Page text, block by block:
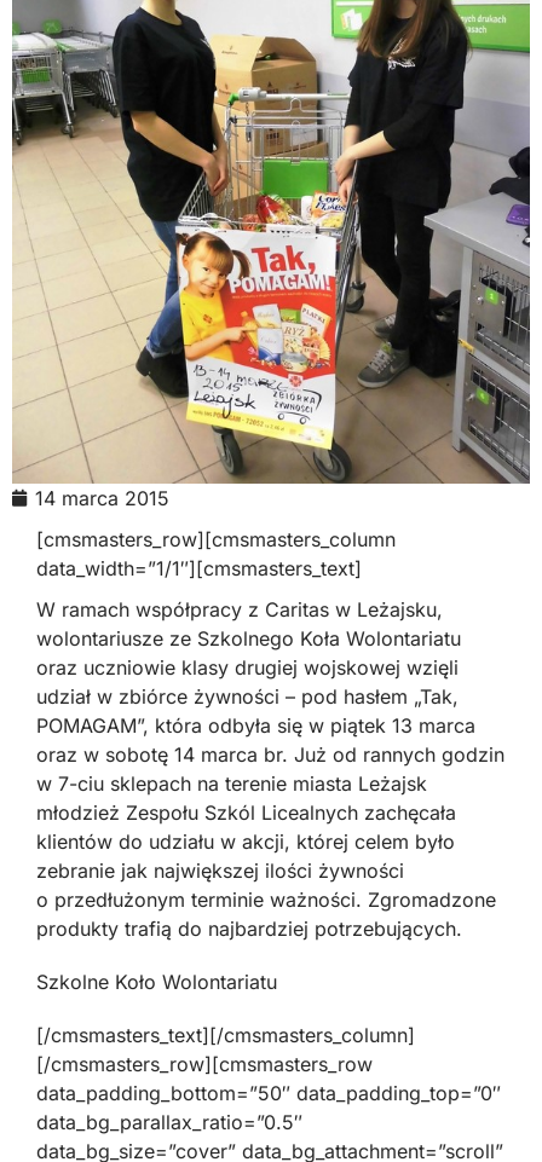
14 marca 2015
[cmsmasters_row][cmsmasters_column
data_width=”1/1″][cmsmasters_text]
W ramach współpracy z Caritas w Leżajsku,
wolontariusze ze Szkolnego Koła Wolontariatu
oraz uczniowie klasy drugiej wojskowej wzięli
udział w zbiórce żywności – pod hasłem „Tak,
POMAGAM”, która odbyła się w piątek 13 marca
oraz w sobotę 14 marca br. Już od rannych godzin
w 7-ciu sklepach na terenie miasta Leżajsk
młodzież Zespołu Szkól Licealnych zachęcała
klientów do udziału w akcji, której celem było
zebranie jak największej ilości żywności
o przedłużonym terminie ważności. Zgromadzone
produkty trafią do najbardziej potrzebujących.
Szkolne Koło Wolontariatu
[/cmsmasters_text][/cmsmasters_column]
[/cmsmasters_row][cmsmasters_row
data_padding_bottom=”50″ data_padding_top=”0″
data_bg_parallax_ratio=”0.5″
data_bg_size=”cover” data_bg_attachment=”scroll”